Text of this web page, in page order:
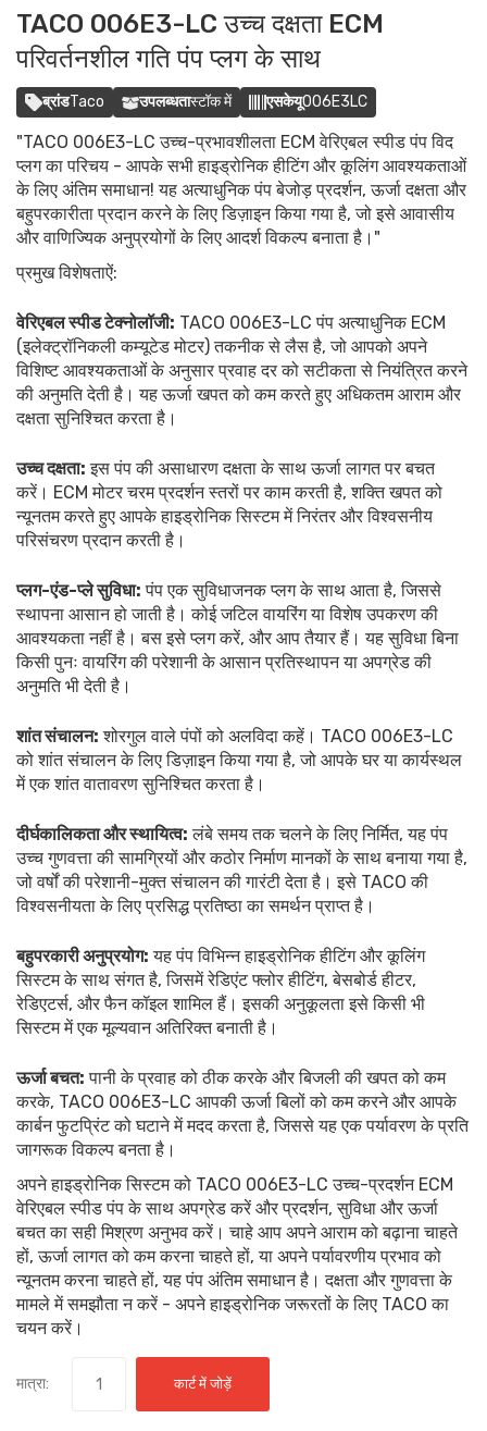
TACO 006E3-LC उच्च दक्षता ECM
परिवर्तनशील गति पंप प्लग के साथ
ब्रांडTaco उपलब्धतास्टॉक में एसकेयू006E3LC
"TACO 006E3-LC उच्च-प्रभावशीलता ECM वेरिएबल स्पीड पंप विद
प्लग का परिचय - आपके सभी हाइड्रोनिक हीटिंग और कूलिंग आवश्यकताओं
के लिए अंतिम समाधान! यह अत्याधुनिक पंप बेजोड़ प्रदर्शन, ऊर्जा दक्षता और
बहुपरकारीता प्रदान करने के लिए डिज़ाइन किया गया है, जो इसे आवासीय
और वाणिज्यिक अनुप्रयोगों के लिए आदर्श विकल्प बनाता है।"
प्रमुख विशेषताऐं:
वेरिएबल स्पीड टेक्नोलॉजी: TACO 006E3-LC पंप अत्याधुनिक ECM
(इलेक्ट्रॉनिकली कम्यूटेड मोटर) तकनीक से लैस है, जो आपको अपने
विशिष्ट आवश्यकताओं के अनुसार प्रवाह दर को सटीकता से नियंत्रित करने
की अनुमति देती है। यह ऊर्जा खपत को कम करते हुए अधिकतम आराम और
दक्षता सुनिश्चित करता है।
उच्च दक्षता: इस पंप की असाधारण दक्षता के साथ ऊर्जा लागत पर बचत
करें। ECM मोटर चरम प्रदर्शन स्तरों पर काम करती है, शक्ति खपत को
न्यूनतम करते हुए आपके हाइड्रोनिक सिस्टम में निरंतर और विश्वसनीय
परिसंचरण प्रदान करती है।
प्लग-एंड-प्ले सुविधा: पंप एक सुविधाजनक प्लग के साथ आता है, जिससे
स्थापना आसान हो जाती है। कोई जटिल वायरिंग या विशेष उपकरण की
आवश्यकता नहीं है। बस इसे प्लग करें, और आप तैयार हैं। यह सुविधा बिना
किसी पुनः वायरिंग की परेशानी के आसान प्रतिस्थापन या अपग्रेड की
अनुमति भी देती है।
शांत संचालन: शोरगुल वाले पंपों को अलविदा कहें। TACO 006E3-LC
को शांत संचालन के लिए डिज़ाइन किया गया है, जो आपके घर या कार्यस्थल
में एक शांत वातावरण सुनिश्चित करता है।
दीर्घकालिकता और स्थायित्व: लंबे समय तक चलने के लिए निर्मित, यह पंप
उच्च गुणवत्ता की सामग्रियों और कठोर निर्माण मानकों के साथ बनाया गया है,
जो वर्षों की परेशानी-मुक्त संचालन की गारंटी देता है। इसे TACO की
विश्वसनीयता के लिए प्रसिद्ध प्रतिष्ठा का समर्थन प्राप्त है।
बहुपरकारी अनुप्रयोग: यह पंप विभिन्न हाइड्रोनिक हीटिंग और कूलिंग
सिस्टम के साथ संगत है, जिसमें रेडिएंट फ्लोर हीटिंग, बेसबोर्ड हीटर,
रेडिएटर्स, और फैन कॉइल शामिल हैं। इसकी अनुकूलता इसे किसी भी
सिस्टम में एक मूल्यवान अतिरिक्त बनाती है।
ऊर्जा बचत: पानी के प्रवाह को ठीक करके और बिजली की खपत को कम
करके, TACO 006E3-LC आपकी ऊर्जा बिलों को कम करने और आपके
कार्बन फुटप्रिंट को घटाने में मदद करता है, जिससे यह एक पर्यावरण के प्रति
जागरूक विकल्प बनता है।
अपने हाइड्रोनिक सिस्टम को TACO 006E3-LC उच्च-प्रदर्शन ECM
वेरिएबल स्पीड पंप के साथ अपग्रेड करें और प्रदर्शन, सुविधा और ऊर्जा
बचत का सही मिश्रण अनुभव करें। चाहे आप अपने आराम को बढ़ाना चाहते
हों, ऊर्जा लागत को कम करना चाहते हों, या अपने पर्यावरणीय प्रभाव को
न्यूनतम करना चाहते हों, यह पंप अंतिम समाधान है। दक्षता और गुणवत्ता के
मामले में समझौता न करें - अपने हाइड्रोनिक जरूरतों के लिए TACO का
चयन करें।
मात्रा: कार्ट में जोड़ें